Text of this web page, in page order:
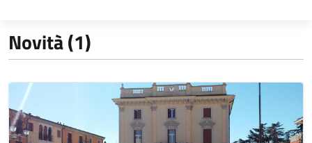
Novità (1)